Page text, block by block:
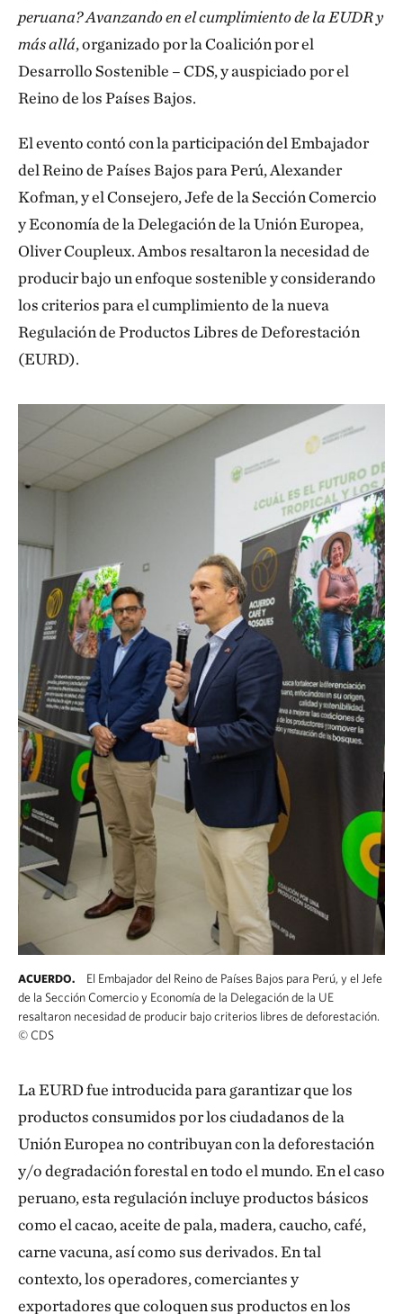
peruana? Avanzando en el cumplimiento de la EUDR y
más allá, organizado por la Coalición por el
Desarrollo Sostenible – CDS, y auspiciado por el
Reino de los Países Bajos.
El evento contó con la participación del Embajador
del Reino de Países Bajos para Perú, Alexander
Kofman, y el Consejero, Jefe de la Sección Comercio
y Economía de la Delegación de la Unión Europea,
Oliver Coupleux. Ambos resaltaron la necesidad de
producir bajo un enfoque sostenible y considerando
los criterios para el cumplimiento de la nueva
Regulación de Productos Libres de Deforestación
(EURD).
ACUERDO.
El Embajador del Reino de Países Bajos para Perú, y el Jefe
de la Sección Comercio y Economía de la Delegación de la UE
resaltaron necesidad de producir bajo criterios libres de deforestación.
©CDS
La EURD fue introducida para garantizar que los
productos consumidos por los ciudadanos de la
Unión Europea no contribuyan con la deforestación
y/o degradación forestal en todo el mundo. En el caso
peruano, esta regulación incluye productos básicos
como el cacao, aceite de pala, madera, caucho, café,
carne vacuna, así como sus derivados. En tal
contexto, los operadores, comerciantes y
exportadores que coloquen sus productos en los